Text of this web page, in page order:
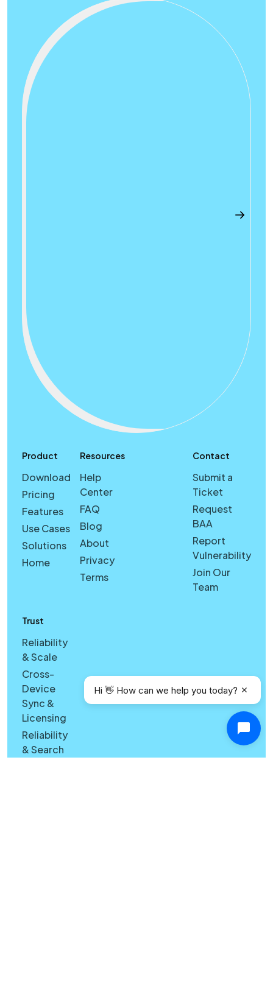
Product
Download
Pricing
Features
Use Cases
Solutions
Home
Resources
Help
Center
FAQ
Blog
About
Privacy
Terms
Trust
Reliability
& Scale
Cross-
Device
Sync &
Licensing
Reliability
& Search
Contact
Submit a
Ticket
Request
BAA
Report
Vulnerability
Join Our
Team
Hi 👋 How can we help you today?